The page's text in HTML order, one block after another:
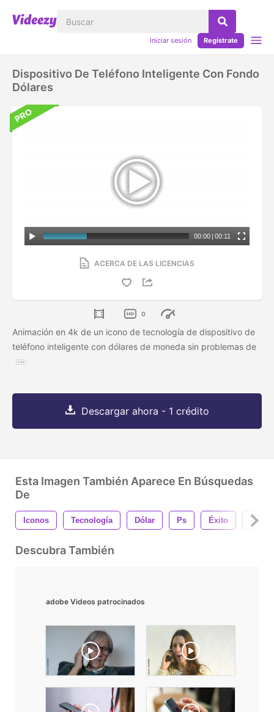
Iniciar sesión Regístrate
Dispositivo De Teléfono Inteligente Con Fondo
Dólares
00:00 | 00:11
ACERCA DE LAS LICENCIAS
0
Animación en 4k de un icono de tecnología de dispositivo de
teléfono inteligente con dólares de moneda sin problemas de
Descargar ahora - 1 crédito
Esta Imagen También Aparece En Búsquedas
De
Iconos Tecnología Dólar Ps Éxito
Descubra También
adobe Videos patrocinados